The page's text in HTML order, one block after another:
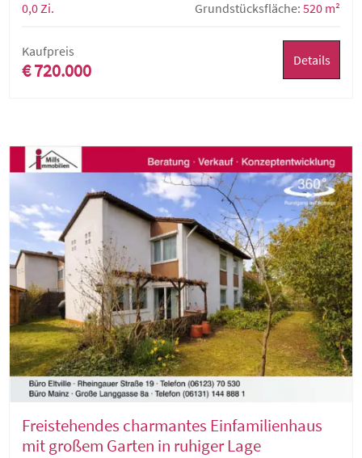
0,0 Zi. Grundstücksfläche: 520 m²
Kaufpreis
€ 720.000 Details
Freistehendes charmantes Einfamilienhaus
mit großem Garten in ruhiger Lage